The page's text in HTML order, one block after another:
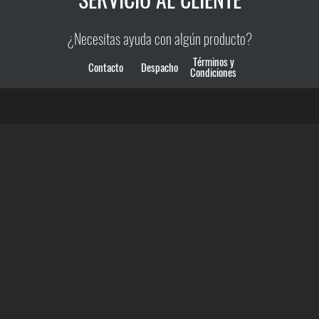
¿Necesitas ayuda con algún producto?
Contacto Despacho Términos y
Condiciones